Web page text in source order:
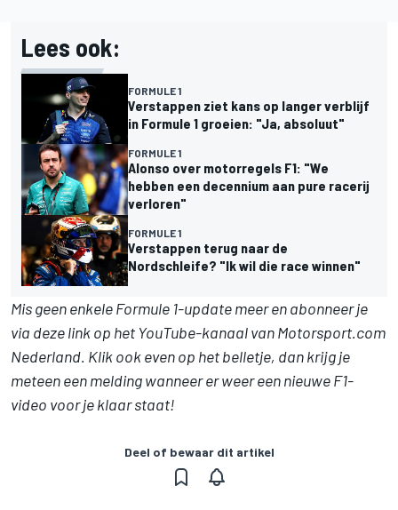
Lees ook:
FORMULE 1
Verstappen ziet kans op langer verblijf
in Formule 1 groeien: "Ja, absoluut"
FORMULE 1
Alonso over motorregels F1: "We
hebben een decennium aan pure racerij
verloren"
FORMULE 1
Verstappen terug naar de
Nordschleife? "Ik wil die race winnen"
Mis geen enkele Formule 1-update meer en abonneer je
via deze link op het YouTube-kanaal van Motorsport.com
Nederland. Klik ook even op het belletje, dan krijg je
meteen een melding wanneer er weer een nieuwe F1-
video voor je klaar staat!
Deel of bewaar dit artikel